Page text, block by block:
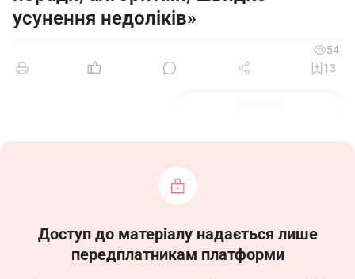
усунення недоліків»
54
13
Доступ до матеріалу надається лише
передплатникам платформи